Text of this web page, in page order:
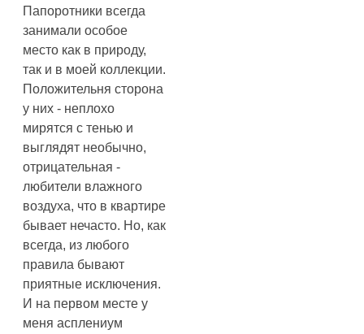
Папоротники всегда
занимали особое
место как в природу,
так и в моей коллекции.
Положительня сторона
у них - неплохо
мирятся с тенью и
выглядят необычно,
отрицательная -
любители влажного
воздуха, что в квартире
бывает нечасто. Но, как
всегда, из любого
правила бывают
приятные исключения.
И на первом месте у
меня асплениум